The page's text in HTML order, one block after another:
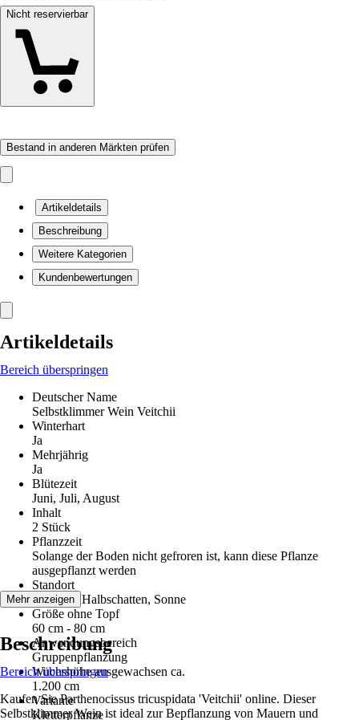
Nicht reservierbar
Bestand in anderen Märkten prüfen
Artikeldetails
Beschreibung
Weitere Kategorien
Kundenbewertungen
Artikeldetails
Bereich überspringen
Deutscher Name
Selbstklimmer Wein Veitchii
Winterhart
Ja
Mehrjährig
Ja
Blütezeit
Juni, Juli, August
Inhalt
2 Stück
Pflanzzeit
Solange der Boden nicht gefroren ist, kann diese Pflanze
ausgepflanzt werden
Standort
Schatten, Halbschatten, Sonne
Größe ohne Topf
60 cm - 80 cm
Anwendungsbereich
Gruppenpflanzung
Wuchshöhe ausgewachsen ca.
1.200 cm
Variante
Kletterpflanze
Mehr anzeigen
Beschreibung
Bereich überspringen
Kaufen Sie Parthenocissus tricuspidata 'Veitchii' online. Dieser
Selbstklimmer Wein ist ideal zur Bepflanzung von Mauern und